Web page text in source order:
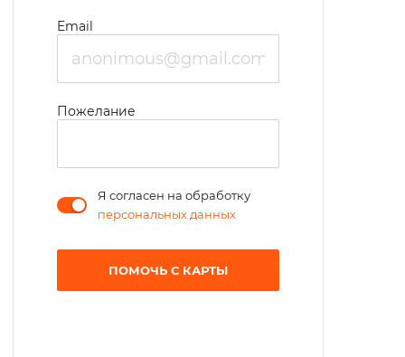
Email
Пожелание
Я согласен на обработку
персональных данных
ПОМОЧЬ С КАРТЫ